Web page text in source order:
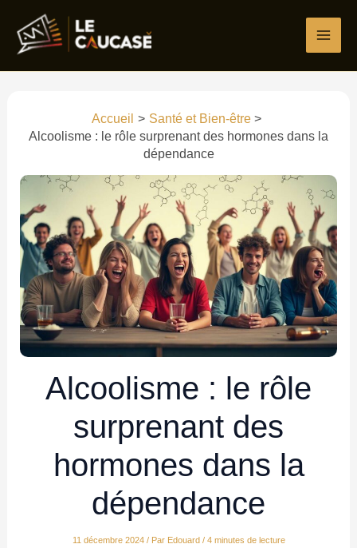
contenu
Accueil
Santé et Bien-être
Alcoolisme : le rôle surprenant des hormones dans la
dépendance
Alcoolisme : le rôle
surprenant des
hormones dans la
dépendance
11 décembre 2024 / Par Edouard / 4 minutes de lecture